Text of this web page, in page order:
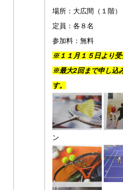
場所：大広間（１階）
定員：各８名
参加料：無料
※１１月１５日より受
※最大2回まで申し込
す。
ン